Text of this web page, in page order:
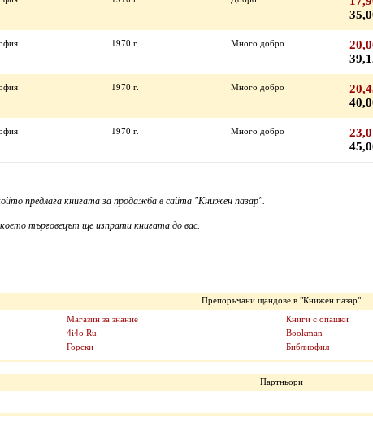
1970 г. Много добро
1970 г. Много добро
1970 г. Много добро
предлага книгата за продажба в сайта "Книжен пазар".
търговецът ще изпрати книгата до вас.
Препоръчани щандове в "Книжен пазар"
Магазин за знание
4i4o Ru
Горски
Книги с опашки
Bookman
Библиофил
Партньори